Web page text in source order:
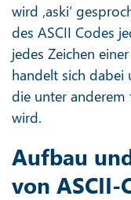
wird ‚aski‘
des ASCII Codes
jedes Zeichen
handelt sich
die unter anderem
wird.
Aufbau
von ASCII-